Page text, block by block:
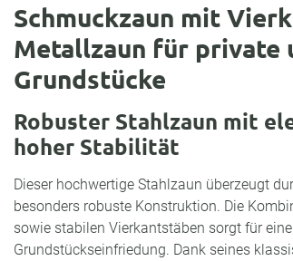
Schmuckzaun mit
Metallzaun für private
Grundstücke
Robuster Stahlzaun mit
hoher Stabilität
Dieser hochwertige Stahlzaun überzeugt
besonders robuste Konstruktion. Die
sowie stabilen Vierkantstäben sorgt für
Grundstückseinfriedung. Dank seines